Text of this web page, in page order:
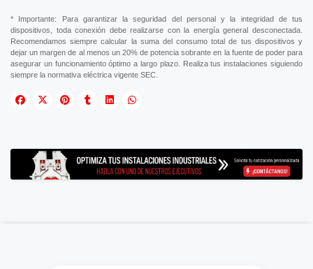
* Importante: Para garantizar la seguridad del personal y la integridad de tus
dispositivos, toda conexión debe realizarse con la energía general desconectada.
Recomendamos siempre calcular la suma del consumo total de tus dispositivos y
dejar un margen de al menos un 20% de potencia sobrante en la fuente de poder para
asegurar un funcionamiento óptimo a largo plazo. Realiza tus instalaciones siguiendo
siempre la normativa eléctrica vigente SEC.